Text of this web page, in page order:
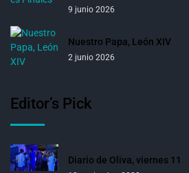
9 junio 2026
Nuestro Papa, León XIV
2 junio 2026
Editor’s Pick
Diario de Oliva, viernes 11